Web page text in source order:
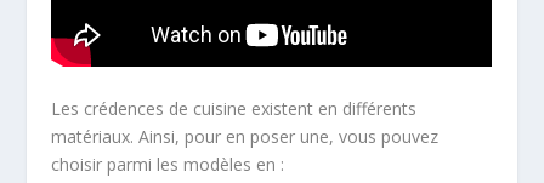
Les crédences de cuisine existent en différents
matériaux. Ainsi, pour en poser une, vous pouvez
choisir parmi les modèles en :